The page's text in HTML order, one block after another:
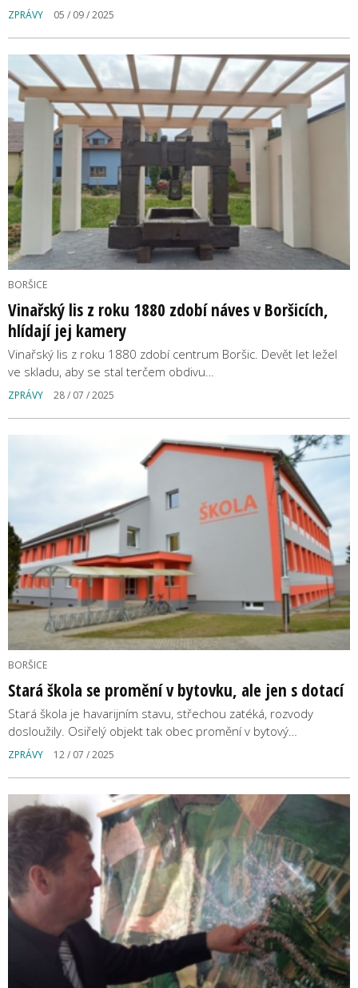
ZPRÁVY 05 / 09 / 2025
BORŠICE
Vinařský lis z roku 1880 zdobí náves v Boršicích,
hlídají jej kamery
Vinařský lis z roku 1880 zdobí centrum Boršic. Devět let ležel
ve skladu, aby se stal terčem obdivu…
ZPRÁVY 28 / 07 / 2025
BORŠICE
Stará škola se promění v bytovku, ale jen s dotací
Stará škola je havarijním stavu, střechou zatéká, rozvody
dosloužily. Osiřelý objekt tak obec promění v bytový…
ZPRÁVY 12 / 07 / 2025